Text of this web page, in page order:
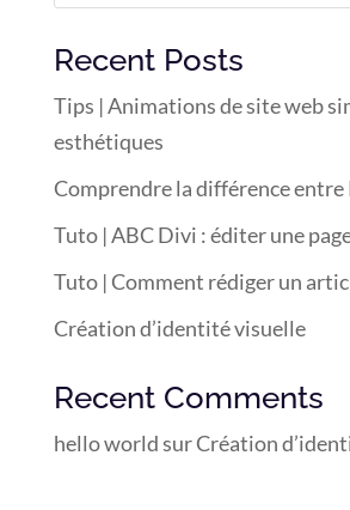
Recent Posts
Tips | Animations de site web
esthétiques
Comprendre la différence entre
Tuto | ABC Divi : éditer une
Tuto | Comment rédiger un
Création d’identité visuelle
Recent Comments
hello worldsurCréation